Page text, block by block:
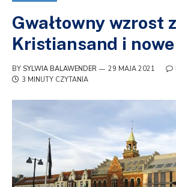
Gwałtowny wzrost
Kristiansand i
BY SYLWIA BALAWENDER 29 MAJA 2021
3 MINUTY CZYTANIA